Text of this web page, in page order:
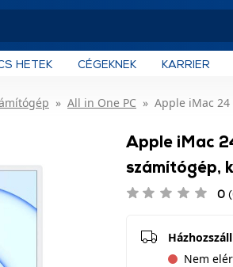
HETEK CÉGEKNEK KARRIER
All in One PC Apple iMac 24
Apple iMac
számítógép,
0
Nem